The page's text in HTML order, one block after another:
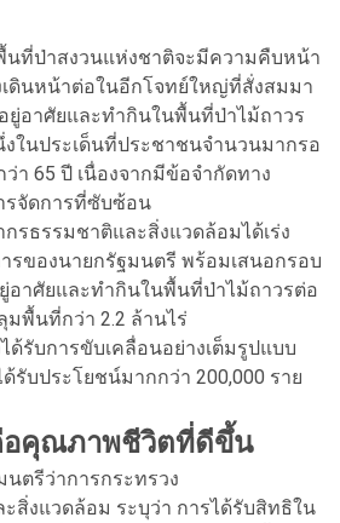
นที่ป่าสงวนแห่งชาติจะมีความคืบหน้า
เดินหน้าต่อในอีกโจทย์ใหญ่ที่สั่งสมมา
อาศัยและทำกินในพื้นที่ป่าไม้ถาวร
ในประเด็นที่ประชาชนจำนวนมากรอ
า 65 ปี เนื่องจากมีข้อจำกัดทาง
รจัดการที่ซับซ้อน
รธรรมชาติและสิ่งแวดล้อมได้เร่ง
รของนายกรัฐมนตรี พร้อมเสนอกรอบ
อาศัยและทำกินในพื้นที่ป่าไม้ถาวรต่อ
พื้นที่กว่า 2.2 ล้านไร่
ด้รับการขับเคลื่อนอย่างเต็มรูปแบบ
รับประโยชน์มากกว่า 200,000 ราย
อคุณภาพชีวิตที่ดีขึ้น
ตรีว่าการกระทรวง
สิ่งแวดล้อม ระบุว่า การได้รับสิทธิใน